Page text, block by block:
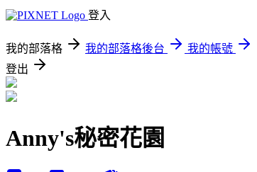
登入
我的部落格 我的部落格後台
我的帳號
登出
Anny's秘密花園